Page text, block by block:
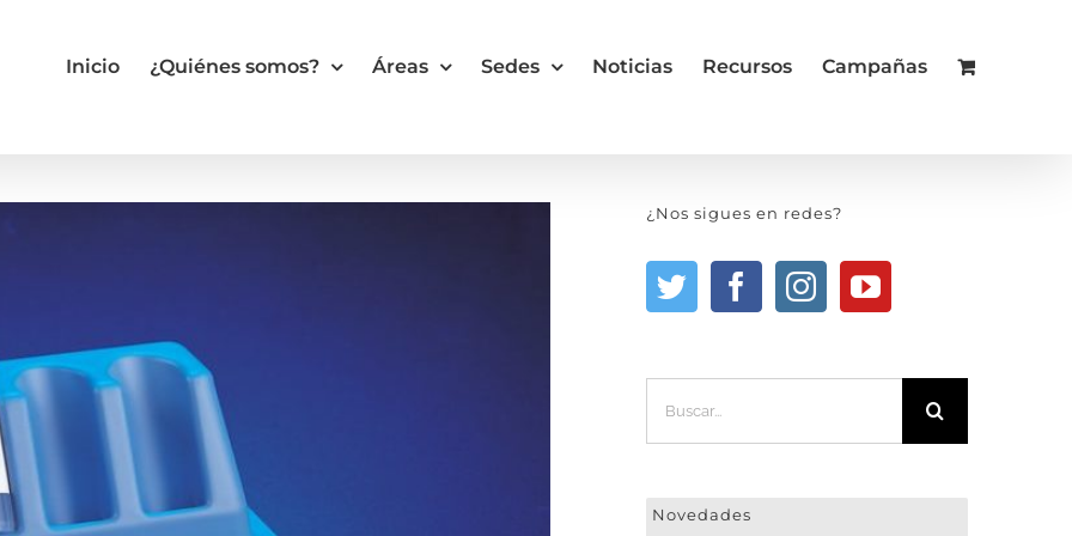
Inicio ¿Quiénes somos? Áreas Sedes Noticias Recursos Campañas
¿Nos sigues en redes?
Novedades